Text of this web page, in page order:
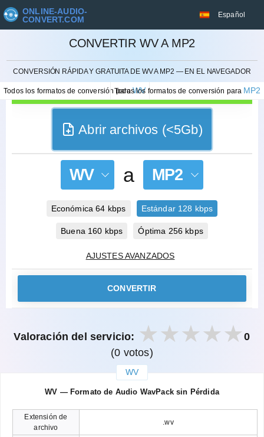
ONLINE-AUDIO-
CONVERT.COM
Español
CONVERTIR WV A MP2
CONVERSIÓN RÁPIDA Y GRATUITA DE WV A MP2 — EN EL NAVEGADOR
Todos los formatos de conversión paraWV
Todos los formatos de conversión para MP2
CANCELAR
Abrir archivos (<5Gb)
WV a MP2
Económica 64 kbps Estándar 128 kbps
Buena 160 kbps Óptima 256 kbps
AJUSTES AVANZADOS
CONVERTIR
Valoración del servicio:
0
(0 votos)
WV
WV — Formato de Audio WavPack sin Pérdida
Extensión de
archivo
.wv